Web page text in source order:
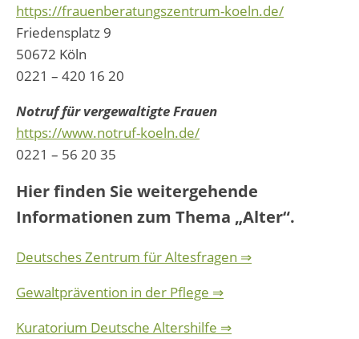
https://frauenberatungszentrum-koeln.de/
Friedensplatz 9
50672 Köln
0221 – 420 16 20
Notruf für vergewaltigte Frauen
https://www.notruf-koeln.de/
0221 – 56 20 35
Hier finden Sie weitergehende
Informationen zum Thema „Alter“.
Deutsches Zentrum für Altesfragen ⇒
Gewaltprävention in der Pflege ⇒
Kuratorium Deutsche Altershilfe ⇒